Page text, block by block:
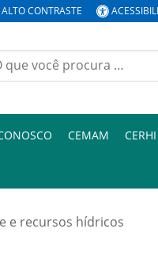
ALTO CONTRASTE
CEMAM CERHI
e recursos hídricos